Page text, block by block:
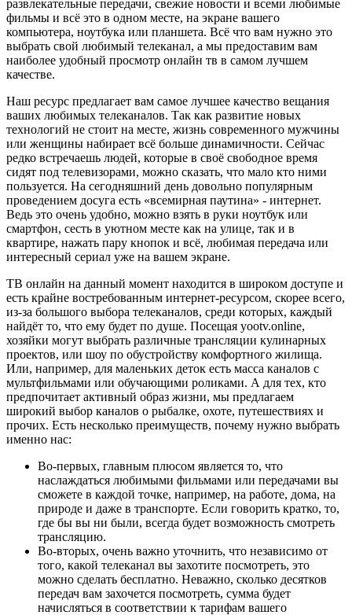
развлекательные передачи, свежие новости и всеми любимые
фильмы и всё это в одном месте, на экране вашего
компьютера, ноутбука или планшета. Всё что вам нужно это
выбрать свой любимый телеканал, а мы предоставим вам
наиболее удобный просмотр онлайн тв в самом лучшем
качестве.
Наш ресурс предлагает вам самое лучшее качество вещания
ваших любимых телеканалов. Так как развитие новых
технологий не стоит на месте, жизнь современного мужчины
или женщины набирает всё больше динамичности. Сейчас
редко встречаешь людей, которые в своё свободное время
сидят под телевизорами, можно сказать, что мало кто ними
пользуется. На сегодняшний день довольно популярным
проведением досуга есть «всемирная паутина» - интернет.
Ведь это очень удобно, можно взять в руки ноутбук или
смартфон, сесть в уютном месте как на улице, так и в
квартире, нажать пару кнопок и всё, любимая передача или
интересный сериал уже на вашем экране.
ТВ онлайн на данный момент находится в широком доступе и
есть крайне востребованным интернет-ресурсом, скорее всего,
из-за большого выбора телеканалов, среди которых, каждый
найдёт то, что ему будет по душе. Посещая yootv.online,
хозяйки могут выбрать различные трансляции кулинарных
проектов, или шоу по обустройству комфортного жилища.
Или, например, для маленьких деток есть масса каналов с
мультфильмами или обучающими роликами. А для тех, кто
предпочитает активный образ жизни, мы предлагаем
широкий выбор каналов о рыбалке, охоте, путешествиях и
прочих. Есть несколько преимуществ, почему нужно выбрать
именно нас:
Во-первых, главным плюсом является то, что
наслаждаться любимыми фильмами или передачами вы
сможете в каждой точке, например, на работе, дома, на
природе и даже в транспорте. Если говорить кратко, то,
где бы вы ни были, всегда будет возможность смотреть
трансляцию.
Во-вторых, очень важно уточнить, что независимо от
того, какой телеканал вы захотите посмотреть, это
можно сделать бесплатно. Неважно, сколько десятков
передач вам захочется посмотреть, сумма будет
начисляться в соответствии к тарифам вашего